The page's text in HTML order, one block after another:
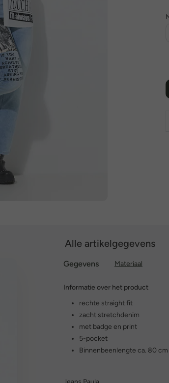
Alle artikelgegevens
Gegevens Materiaal
Informatie over het product
rechte straight fit
zacht stretchdenim
met badge en print
5-pocket
Binnenbeenlengte ca. 80 cm